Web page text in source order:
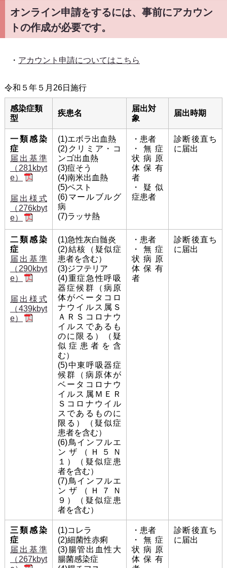
オンライン申請をするには、事前にアカウン
トの作成が必要です。
・ アカウント申請についてはこちら
令和５年５月26日施行
感染症類
型
疾患名
届出対
象
届出時期
一類感染
症
届出基準
（281kbyt
e）
届出様式
（276kbyt
e）
(1)エボラ出血熱
(2)クリミア・コ
ンゴ出血熱
(3)痘そう
(4)南米出血熱
(5)ペスト
(6)マールブルグ
病
(7)ラッサ熱
・患者
・無症
状病原
体保有
者
・疑似
症患者
診断後直ち
に届出
二類感染
症
届出基準
（290kbyt
e）
届出様式
（439kbyt
e）
(1)急性灰白髄炎
(2)結核（疑似症
患者を含む）
(3)ジフテリア
(4)重症急性呼吸
器症候群（病原
体がベータコロ
ナウイルス属Ｓ
ＡＲＳコロナウ
イルスであるも
のに限る）（疑
似症患者を含
む）
(5)中東呼吸器症
候群（病原体が
ベータコロナウ
イルス属ＭＥＲ
Ｓコロナウイル
スであるものに
限る）（疑似症
患者を含む）
(6)鳥インフルエ
ンザ（Ｈ５Ｎ
１）（疑似症患
者を含む）
(7)鳥インフルエ
ンザ（Ｈ７Ｎ
９）（疑似症患
者を含む）
・患者
・無症
状病原
体保有
者
診断後直ち
に届出
三類感染
症
届出基準
（267kbyt
(1)コレラ
(2)細菌性赤痢
(3)腸管出血性大
腸菌感染症
・患者
・無症
状病原
体保有
診断後直ち
に届出